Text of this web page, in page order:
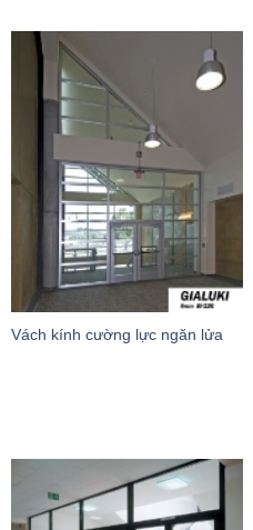
Vách kính cường lực ngăn lửa